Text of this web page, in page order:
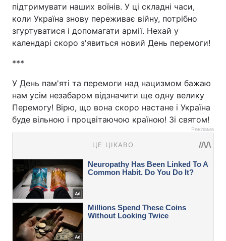
підтримувати наших воїнів. У ці складні часи,
коли Україна знову переживає війну, потрібно
згуртуватися і допомагати армії. Нехай у
календарі скоро з'явиться новий День перемоги!
***
У День пам'яті та перемоги над нацизмом бажаю
нам усім незабаром відзначити ще одну велику
Перемогу! Вірю, що вона скоро настане і Україна
буде вільною і процвітаючою країною! Зі святом!
Реклама